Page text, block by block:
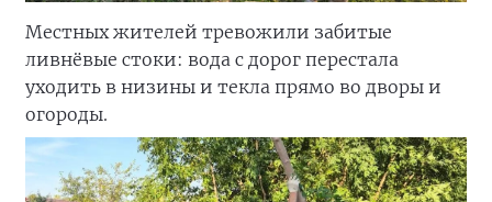
Местных жителей тревожили забитые
ливнёвые стоки: вода с дорог перестала
уходить в низины и текла прямо во дворы и
огороды.